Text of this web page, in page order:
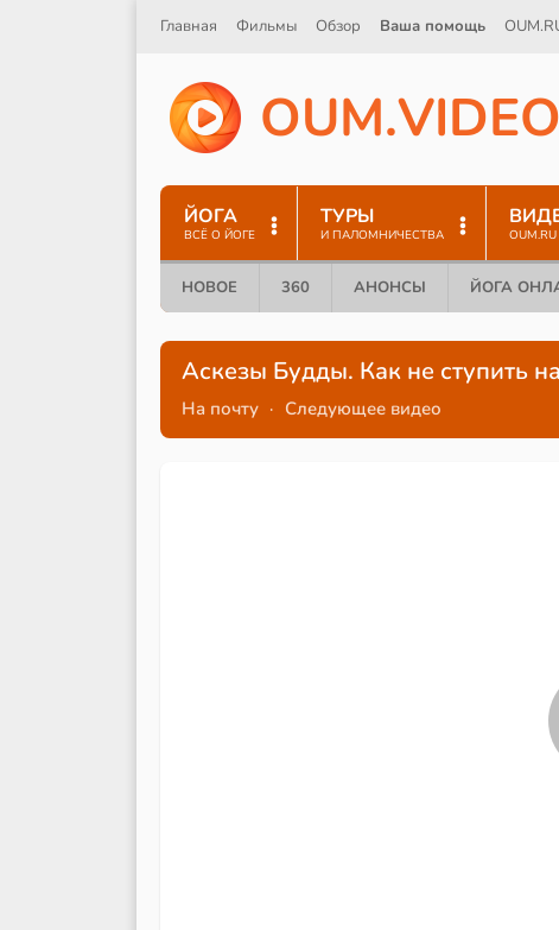
Главная Фильмы Обзор Ваша помощь
OUM.VIDEO
ЙОГА
ВСЁ О ЙОГЕ
ТУРЫ
И ПАЛОМНИЧЕСТВА OUM.RU
НОВОЕ 360 АНОНСЫ ЙОГА
Аскезы Будды. Как не ступить
На почту · Следующее видео